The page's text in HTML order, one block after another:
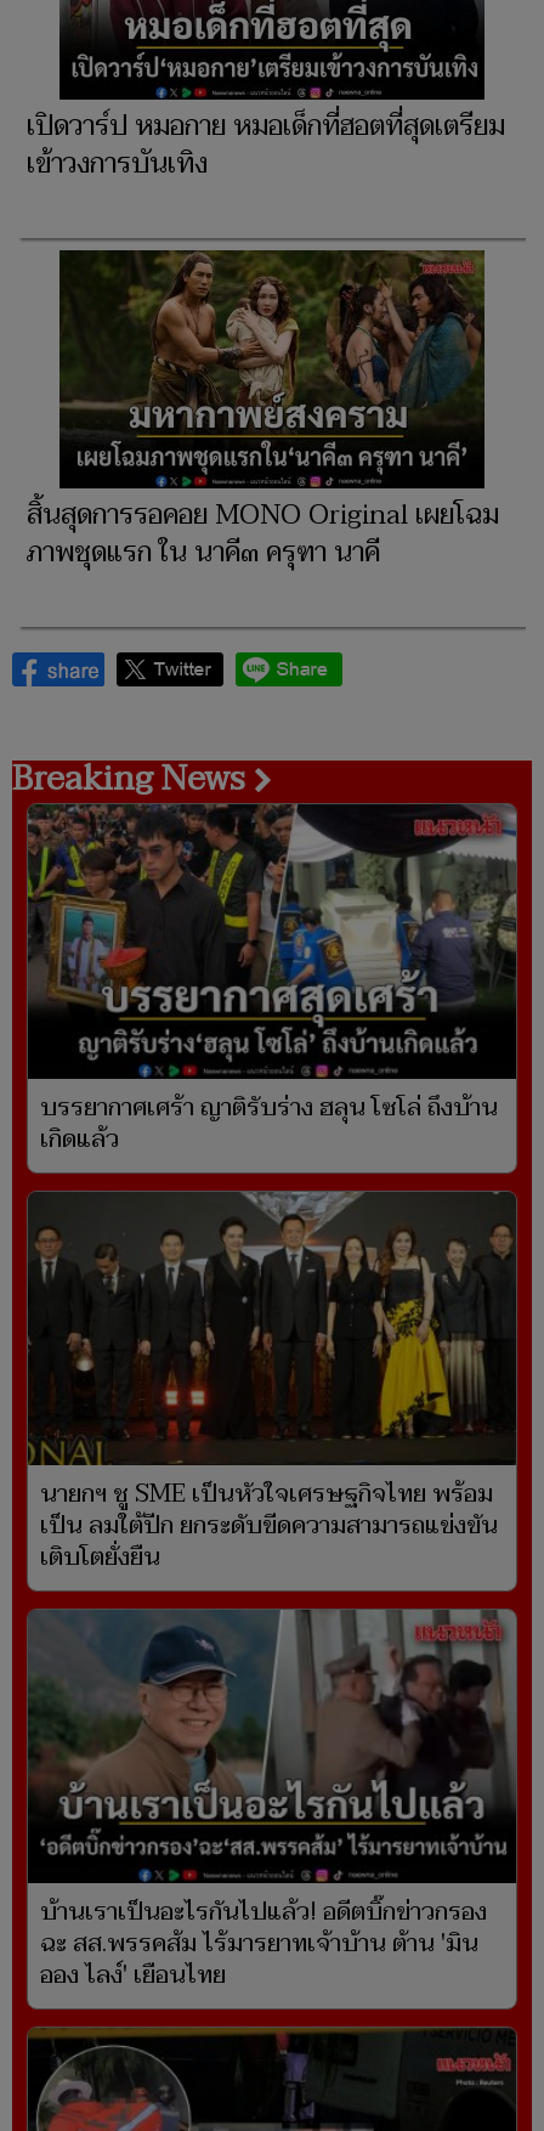
เปิดวาร์ป หมอกาย หมอเด็กที่ฮอตที่สุดเตรียม
เข้าวงการบันเทิง
สิ้นสุดการรอคอย MONO Original เผยโฉม
ภาพชุดแรก ใน นาคี๓ ครุฑา นาคี
Breaking News
บรรยากาศเศร้า ญาติรับร่าง ฮลุน โซโล่ ถึงบ้าน
เกิดแล้ว
นายกฯ ชู SME เป็นหัวใจเศรษฐกิจไทย พร้อม
เป็น ลมใต้ปีก ยกระดับขีดความสามารถแข่งขัน
เติบโตยั่งยืน
บ้านเราเป็นอะไรกันไปแล้ว! อดีตบิ๊กข่าวกรอง
ฉะ สส.พรรคส้ม ไร้มารยาทเจ้าบ้าน ต้าน 'มิน
ออง ไลง์' เยือนไทย